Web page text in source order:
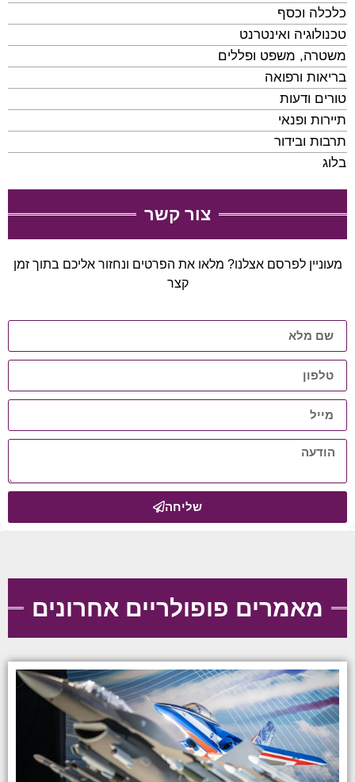
כלכלה וכסף
טכנולוגיה ואינטרנט
משטרה, משפט ופללים
בריאות ורפואה
טורים ודעות
תיירות ופנאי
תרבות ובידור
בלוג
צור קשר
מעוניין לפרסם אצלנו? מלאו את הפרטים ונחזור אליכם בתוך זמן
קצר
שליחה
מאמרים פופולריים אחרונים